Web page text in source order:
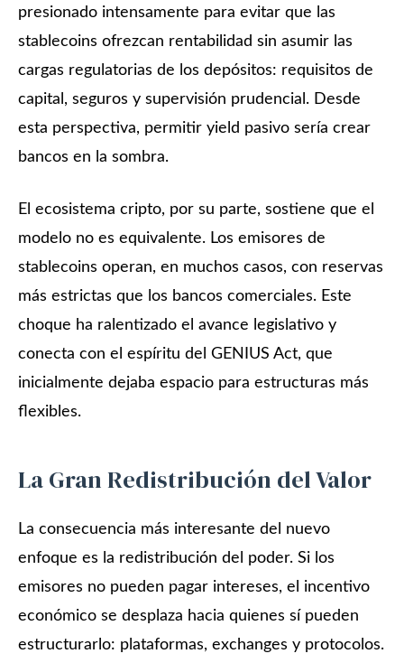
presionado intensamente para evitar que las
stablecoins ofrezcan rentabilidad sin asumir las
cargas regulatorias de los depósitos: requisitos de
capital, seguros y supervisión prudencial. Desde
esta perspectiva, permitir yield pasivo sería crear
bancos en la sombra.
El ecosistema cripto, por su parte, sostiene que el
modelo no es equivalente. Los emisores de
stablecoins operan, en muchos casos, con reservas
más estrictas que los bancos comerciales. Este
choque ha ralentizado el avance legislativo y
conecta con el espíritu del GENIUS Act, que
inicialmente dejaba espacio para estructuras más
flexibles.
La Gran Redistribución del Valor
La consecuencia más interesante del nuevo
enfoque es la redistribución del poder. Si los
emisores no pueden pagar intereses, el incentivo
económico se desplaza hacia quienes sí pueden
estructurarlo: plataformas, exchanges y protocolos.